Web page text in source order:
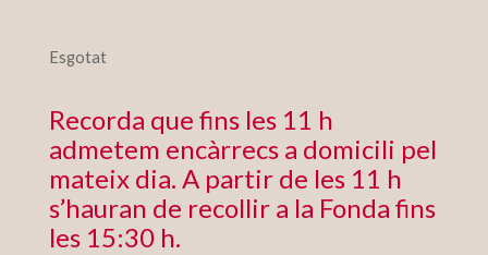
Esgotat
Recorda que fins les 11 h
admetem encàrrecs a domicili pel
mateix dia. A partir de les 11 h
s’hauran de recollir a la Fonda fins
les 15:30 h.